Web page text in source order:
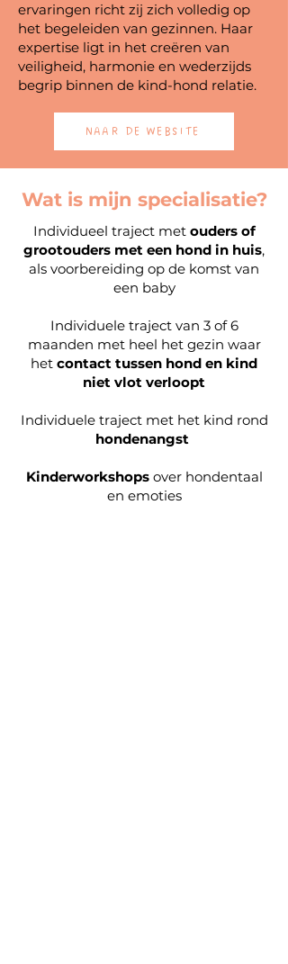
ervaringen richt zij zich volledig op
het begeleiden van gezinnen. Haar
expertise ligt in het creëren van
veiligheid, harmonie en wederzijds
begrip binnen de kind-hond relatie.
NAAR DE WEBSITE
Wat is mijn specialisatie?
Individueel traject met ouders of
grootouders met een hond in huis,
als voorbereiding op de komst van
een baby
Individuele traject van 3 of 6
maanden met heel het gezin waar
het contact tussen hond en kind
niet vlot verloopt
Individuele traject met het kind rond
hondenangst
Kinderworkshopsover hondentaal
en emoties